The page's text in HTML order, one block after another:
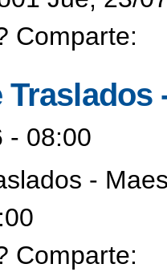
Comparte:
- 08:00
-
Comparte: